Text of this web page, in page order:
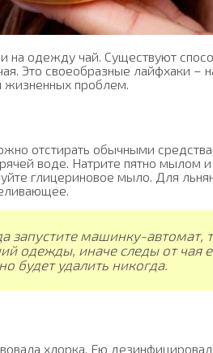
на одежду чай. Существуют
Это своеобразные лайфхаки –
проблем.
отстирать обычными
воде. Натрите пятно мылом
глицериновое мыло. Для
запустите машинку-автомат,
одежды, иначе следы от чая
будет удалить никогда.
хлорка. Ею